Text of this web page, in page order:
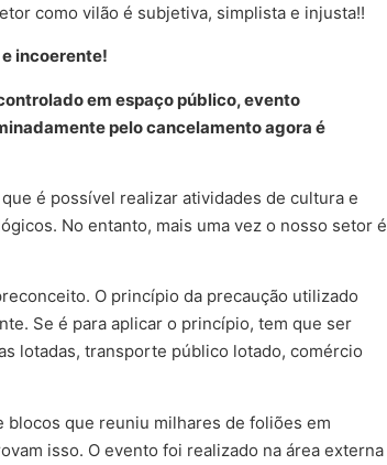
como vilão é subjetiva, simplista e injusta!!
incoerente!
em espaço público, evento
pelo cancelamento agora é
é possível realizar atividades de cultura e
No entanto, mais uma vez o nosso setor é
O princípio da precaução utilizado
Se é para aplicar o princípio, tem que ser
lotadas, transporte público lotado, comércio
blocos que reuniu milhares de foliões em
isso. O evento foi realizado na área externa